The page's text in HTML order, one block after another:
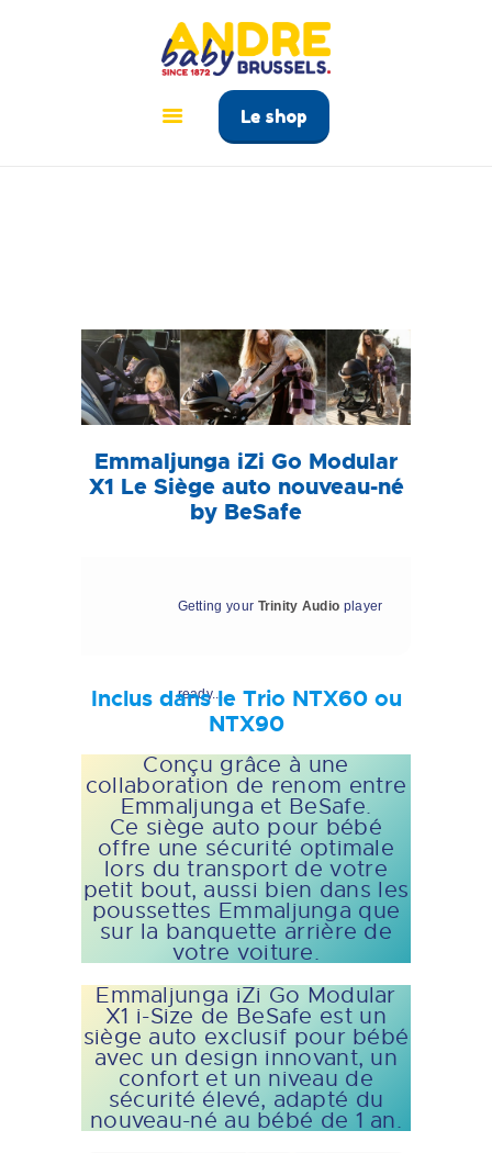
Le shop
ANDRÉ BABY BRUSSELS
Le tout pour bébé à Bruxelles
ACCUEIL
Emmaljunga iZi Go Modular
X1 Le Siège auto nouveau-né
by BeSafe
Getting your Trinity Audio player
ready...
Inclus dans le Trio NTX60 ou
NTX90
Conçu grâce à une
collaboration de renom entre
Emmaljunga et BeSafe.
Ce siège auto pour bébé
offre une sécurité optimale
lors du transport de votre
petit bout, aussi bien dans les
poussettes Emmaljunga que
sur la banquette arrière de
votre voiture.
Emmaljunga iZi Go Modular
X1 i-Size de BeSafe est un
siège auto exclusif pour bébé
avec un design innovant, un
confort et un niveau de
sécurité élevé, adapté du
nouveau-né au bébé de 1 an.